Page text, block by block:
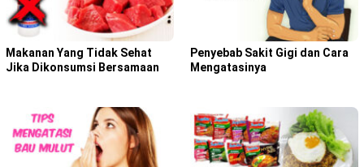
Makanan Yang Tidak Sehat
Jika Dikonsumsi Bersamaan
Penyebab Sakit Gigi dan Cara
Mengatasinya